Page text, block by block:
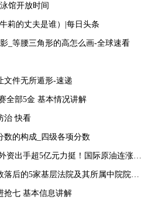
馆开放时间
莉的丈夫是谁）|每日头条
_等腰三角形的高怎么画-全球速看
文件无所遁形-速递
全部5金 基本情况讲解
治 快看
数的构成_四级各项分数
力挺！国际原油连涨两周 “聪明资金”加仓能源行业
5家基层法院及其所属中院院长|当前焦点
抢七 基本信息讲解